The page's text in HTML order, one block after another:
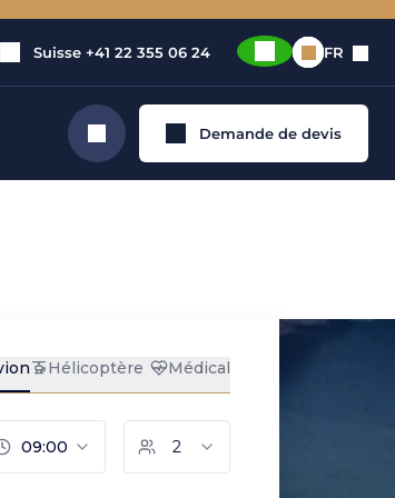
Suisse +41 22 355 06 24 FR
Rechercher Demande de devis